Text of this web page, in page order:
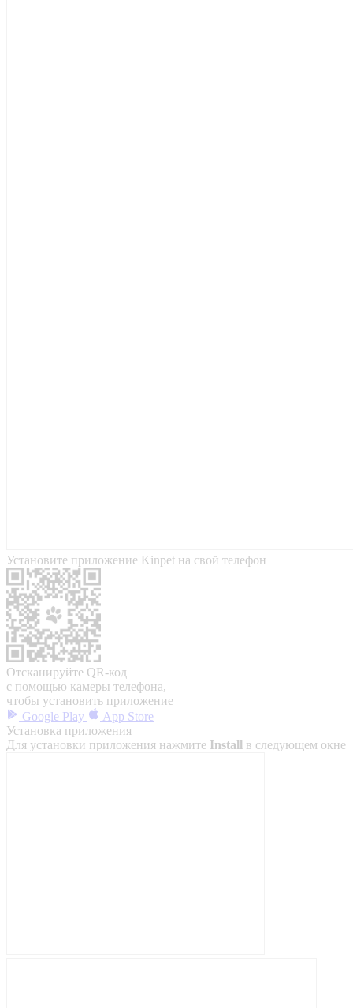
Установите приложение Kinpet на свой телефон
Отсканируйте QR-код
с помощью камеры телефона,
чтобы установить приложение
Google Play
App Store
Установка приложения
Для установки приложения нажмите Install в следующем окне